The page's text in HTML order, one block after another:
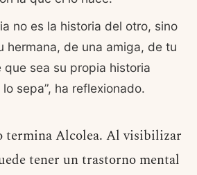
no es la historia del otro, sino
hermana, de una amiga, de tu
que sea su propia historia
sepa”, ha reflexionado.
termina Alcolea. Al visibilizar
tener un trastorno mental